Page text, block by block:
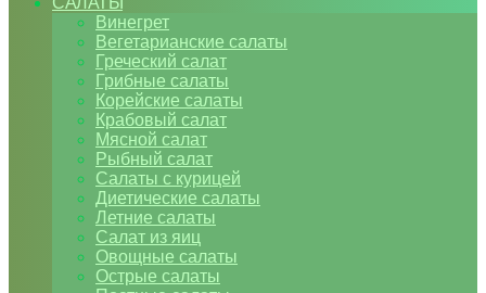
Винегрет
Вегетарианские салаты
Греческий салат
Грибные салаты
Корейские салаты
Крабовый салат
Мясной салат
Рыбный салат
Салаты с курицей
Диетические салаты
Летние салаты
Салат из яиц
Овощные салаты
Острые салаты